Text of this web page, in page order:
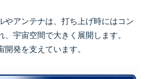
やアンテナは、打ち上げ時にはコン
宇宙空間で大きく展開します。
発を支えています。